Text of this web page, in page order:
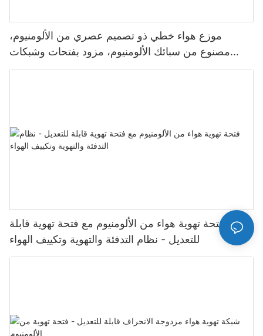
موزع هواء خطي ذو تصميم عصري من الألومنيوم،
مصنوع من سبائك الألومنيوم، مزود بفتحات وشبكات
تهوية.
فتحة تهوية هواء من الألومنيوم مع فتحة تهوية قابلة
للتعديل - نظام التدفئة والتهوية وتكييف الهواء